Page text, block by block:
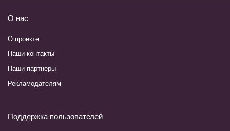
О нас
О проекте
Наши контакты
Наши партнеры
Рекламодателям
Поддержка пользователей